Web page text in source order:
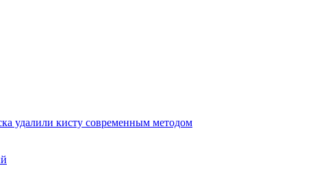
удалили кисту современным методом